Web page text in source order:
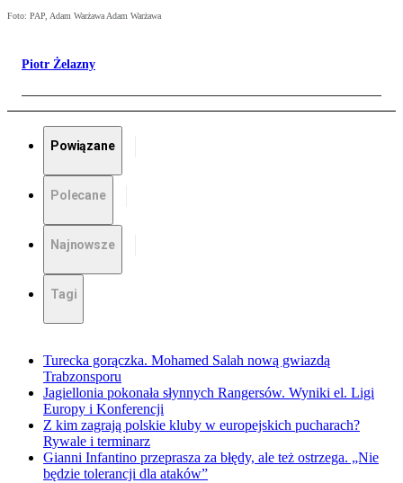
Foto: PAP, Adam Warżawa Adam Warżawa
Piotr Żelazny
Powiązane
Polecane
Najnowsze
Tagi
Turecka gorączka. Mohamed Salah nową gwiazdą
Trabzonsporu
Jagiellonia pokonała słynnych Rangersów. Wyniki el. Ligi
Europy i Konferencji
Z kim zagrają polskie kluby w europejskich pucharach?
Rywale i terminarz
Gianni Infantino przeprasza za błędy, ale też ostrzega. „Nie
będzie tolerancji dla ataków”